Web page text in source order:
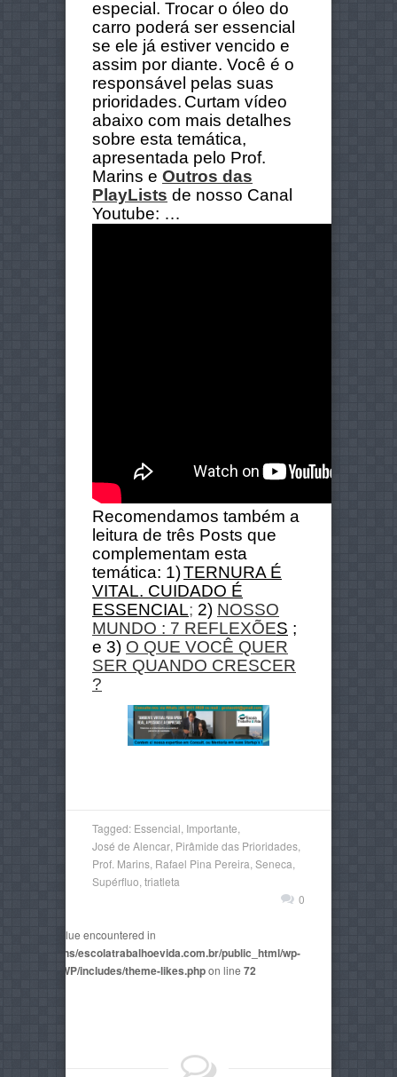
especial. Trocar o óleo do
carro poderá ser essencial
se ele já estiver vencido e
assim por diante. Você é o
responsável pelas suas
prioridades. Curtam vídeo
abaixo com mais detalhes
sobre esta temática,
apresentada pelo Prof.
Marins e Outros das
PlayLists de nosso Canal
Youtube: …
Recomendamos também a
leitura de três Posts que
complementam esta
temática: 1)TERNURA É
VITAL. CUIDADO É
ESSENCIAL; 2) NOSSO
MUNDO : 7 REFLEXÕES ;
e 3) O QUE VOCÊ QUER
SER QUANDO CRESCER
?
Tagged: Essencial Importante
José de Alencar Pirâmide das Prioridades
Prof. Marins Rafael Pina Pereira Seneca
Supérfluo triatleta
0
numeric value encountered in
domains/escolatrabalhoevida.com.br/public_html/wp-
AegaeusWP/includes/theme-likes.phpon line 72